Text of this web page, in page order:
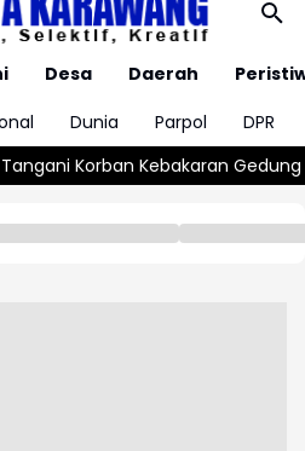
Desa Daerah
Dunia Parpol
DPR
Bapenda Tiga Gudang